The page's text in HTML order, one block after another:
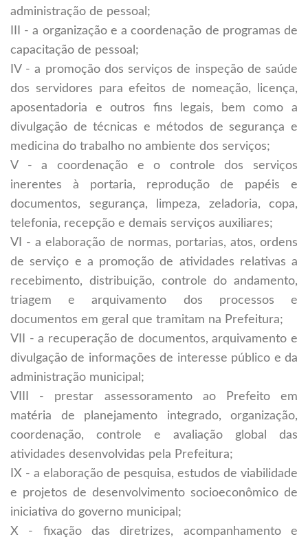
administração de pessoal;
III - a organização e a coordenação de programas de
capacitação de pessoal;
IV - a promoção dos serviços de inspeção de saúde
dos servidores para efeitos de nomeação, licença,
aposentadoria e outros fins legais, bem como a
divulgação de técnicas e métodos de segurança e
medicina do trabalho no ambiente dos serviços;
V - a coordenação e o controle dos serviços
inerentes à portaria, reprodução de papéis e
documentos, segurança, limpeza, zeladoria, copa,
telefonia, recepção e demais serviços auxiliares;
VI - a elaboração de normas, portarias, atos, ordens
de serviço e a promoção de atividades relativas a
recebimento, distribuição, controle do andamento,
triagem e arquivamento dos processos e
documentos em geral que tramitam na Prefeitura;
VII - a recuperação de documentos, arquivamento e
divulgação de informações de interesse público e da
administração municipal;
VIII - prestar assessoramento ao Prefeito em
matéria de planejamento integrado, organização,
coordenação, controle e avaliação global das
atividades desenvolvidas pela Prefeitura;
IX - a elaboração de pesquisa, estudos de viabilidade
e projetos de desenvolvimento socioeconômico de
iniciativa do governo municipal;
X - fixação das diretrizes, acompanhamento e